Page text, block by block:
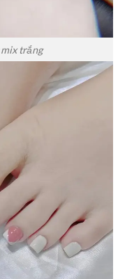
trắng